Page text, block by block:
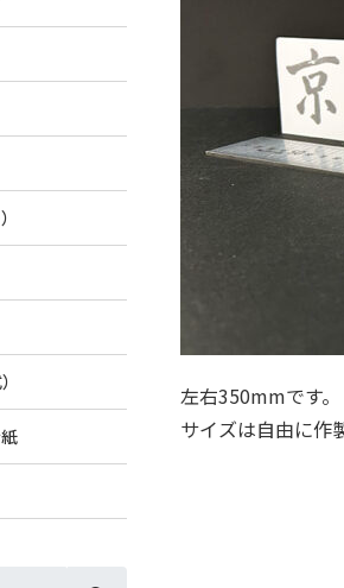
左右350mmです。
サイズは自由に作